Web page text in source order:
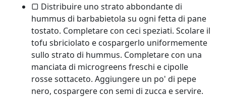
▢ Distribuire uno strato abbondante di
hummus di barbabietola su ogni fetta di pane
tostato. Completare con ceci speziati. Scolare il
tofu sbriciolato e cospargerlo uniformemente
sullo strato di hummus. Completare con una
manciata di microgreens freschi e cipolle
rosse sottaceto. Aggiungere un po' di pepe
nero, cospargere con semi di zucca e servire.